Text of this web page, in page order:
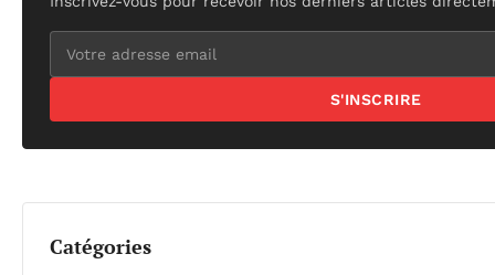
S'INSCRIRE
Catégories